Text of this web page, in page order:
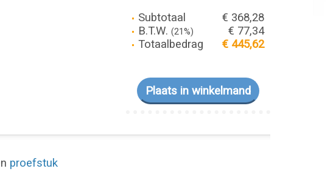
Subtotaal
€ 368,28
B.T.W. (21%)
€ 77,34
Totaalbedrag
€ 445,62
proefstuk